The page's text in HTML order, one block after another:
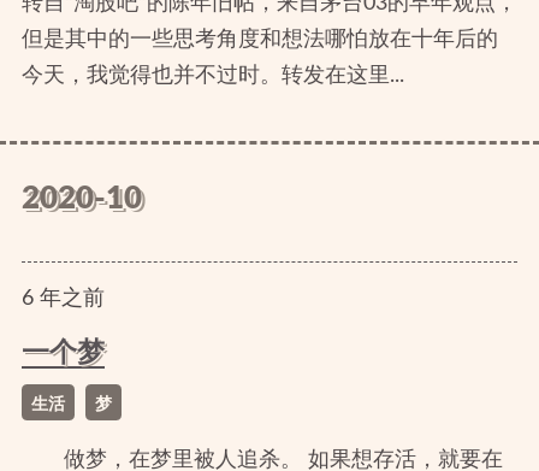
但是其中的一些思考角度和想法哪怕放在十年后的
今天，我觉得也并不过时。转发在这里...
2020-10
6年之前
一个梦
生活 梦
做梦，在梦里被人追杀。 如果想存活，就要在